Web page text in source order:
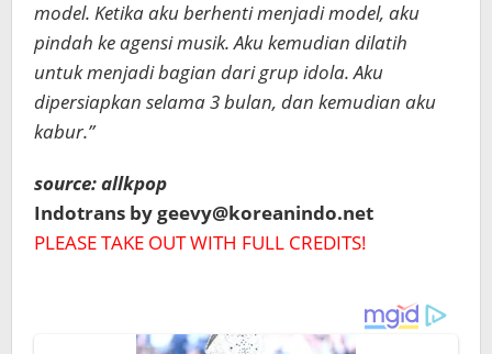
model. Ketika aku berhenti menjadi model, aku
pindah ke agensi musik. Aku kemudian dilatih
untuk menjadi bagian dari grup idola. Aku
dipersiapkan selama 3 bulan, dan kemudian aku
kabur.”
source: allkpop
Indotrans by geevy@koreanindo.net
PLEASE TAKE OUT WITH FULL CREDITS!